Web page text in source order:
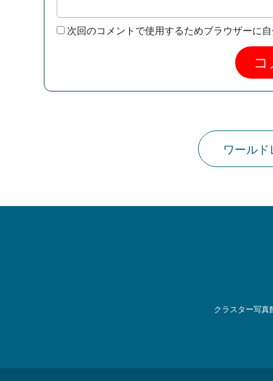
次回のコメントで使用するためブラウザーに
ワール
クラスター写真